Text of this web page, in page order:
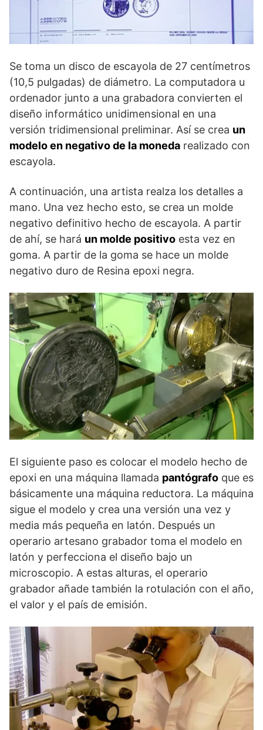
Se toma un disco de escayola de 27 centímetros
(10,5 pulgadas) de diámetro. La computadora u
ordenador junto a una grabadora convierten el
diseño informático unidimensional en una
versión tridimensional preliminar. Así se crea un
modelo en negativo de la moneda realizado con
escayola.
A continuación, una artista realza los detalles a
mano. Una vez hecho esto, se crea un molde
negativo definitivo hecho de escayola. A partir
de ahí, se hará un molde positivo esta vez en
goma. A partir de la goma se hace un molde
negativo duro de Resina epoxi negra.
El siguiente paso es colocar el modelo hecho de
epoxi en una máquina llamada pantógrafo que es
básicamente una máquina reductora. La máquina
sigue el modelo y crea una versión una vez y
media más pequeña en latón. Después un
operario artesano grabador toma el modelo en
latón y perfecciona el diseño bajo un
microscopio. A estas alturas, el operario
grabador añade también la rotulación con el año,
el valor y el país de emisión.